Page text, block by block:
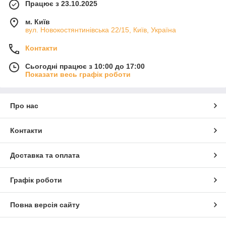
Працює з 23.10.2025
м. Київ
вул. Новокостянтинівська 22/15, Київ, Україна
Контакти
Сьогодні працює з 10:00 до 17:00
Показати весь графік роботи
Про нас
Контакти
Доставка та оплата
Графік роботи
Повна версія сайту